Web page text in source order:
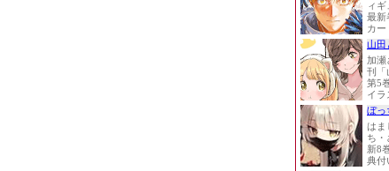
ィ
最新
カー
山田
加瀬
刊「
第5
イラ
ぼっ
はま
ち・
新8
典付